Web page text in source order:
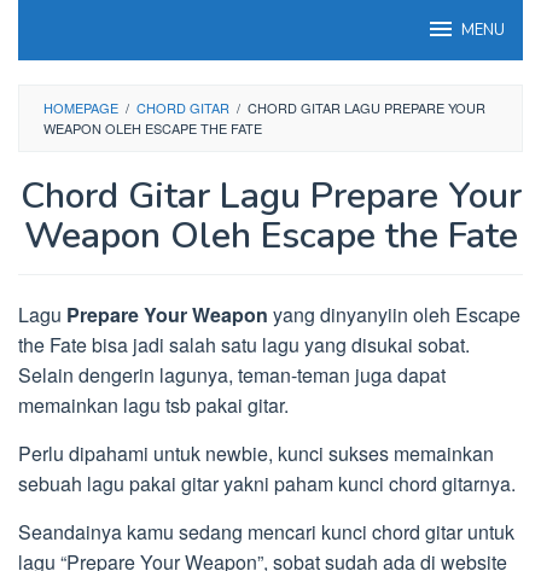
MENU
HOMEPAGE / CHORD GITAR / CHORD GITAR LAGU PREPARE YOUR
WEAPON OLEH ESCAPE THE FATE
Chord Gitar Lagu Prepare Your
Weapon Oleh Escape the Fate
Lagu Prepare Your Weapon yang dinyanyiin oleh Escape
the Fate bisa jadi salah satu lagu yang disukai sobat.
Selain dengerin lagunya, teman-teman juga dapat
memainkan lagu tsb pakai gitar.
Perlu dipahami untuk newbie, kunci sukses memainkan
sebuah lagu pakai gitar yakni paham kunci chord gitarnya.
Seandainya kamu sedang mencari kunci chord gitar untuk
lagu “Prepare Your Weapon”, sobat sudah ada di website